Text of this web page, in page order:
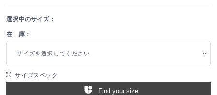
選択中のサイズ：
在 庫：
サイズを選択してください
サイズスペック
Find your size